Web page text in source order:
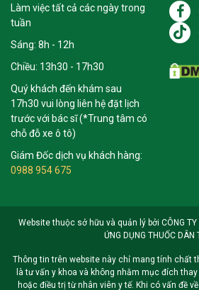
Làm việc tất cả các ngày trong
tuần
Sáng: 8h - 12h
Chiều: 13h30 - 17h30
Quý khách đến khám sau
17h30 vui lòng liên hệ đặt lịch
trước với bác sĩ (*Trung tâm có
chỗ đỗ xe ô tô)
Giám Đốc dịch vụ khách hàng:
0988 954 675
Website thuộc sở hữu và quản lý bởi CÔNG TY
ỨNG DỤNG THUỐC DÂN
Thông tin trên website này chỉ mang tính chất
là tư vấn y khoa và không nhằm mục đích
hoặc điều trị từ nhân viên y tế. Khi có vấn đề